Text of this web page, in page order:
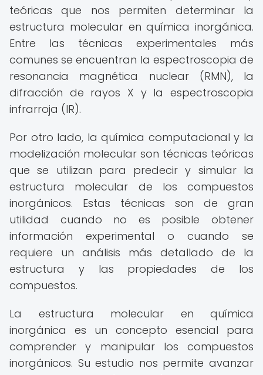
teóricas que nos permiten determinar la
estructura molecular en química inorgánica.
Entre las técnicas experimentales más
comunes se encuentran la espectroscopia de
resonancia magnética nuclear (RMN), la
difracción de rayos X y la espectroscopia
infrarroja (IR).
Por otro lado, la química computacional y la
modelización molecular son técnicas teóricas
que se utilizan para predecir y simular la
estructura molecular de los compuestos
inorgánicos. Estas técnicas son de gran
utilidad cuando no es posible obtener
información experimental o cuando se
requiere un análisis más detallado de la
estructura y las propiedades de los
compuestos.
La estructura molecular en química
inorgánica es un concepto esencial para
comprender y manipular los compuestos
inorgánicos. Su estudio nos permite avanzar